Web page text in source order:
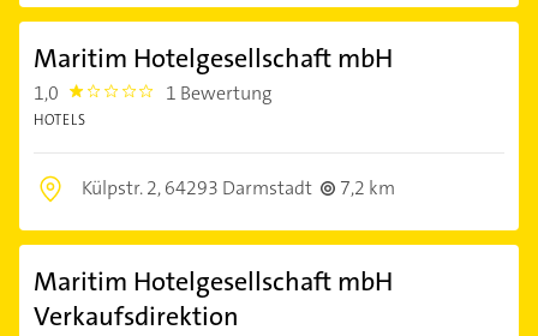
Maritim Hotelgesellschaft mbH
1,0 1.0 1 Bewertung
HOTELS
Külpstr. 2,64293 Darmstadt 7,2 km
Maritim Hotelgesellschaft mbH
Verkaufsdirektion